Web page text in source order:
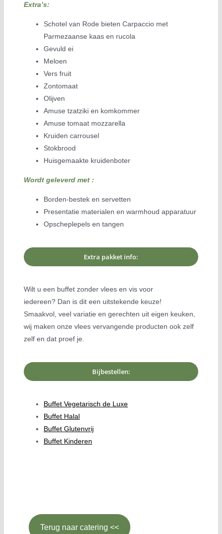
Extra’s:
Schotel van Rode bieten Carpaccio met
Parmezaanse kaas en rucola
Gevuld ei
Meloen
Vers fruit
Zontomaat
Olijven
Amuse tzatziki en komkommer
Amuse tomaat mozzarella
Kruiden carrousel
Stokbrood
Huisgemaakte kruidenboter
Wordt geleverd met :
Borden-bestek en servetten
Presentatie materialen en warmhoud apparatuur
Opscheplepels en tangen
Extra pakket info:
Wilt u een buffet zonder vlees en vis voor
iedereen? Dan is dit een uitstekende keuze!
Smaakvol, veel variatie en gerechten uit eigen keuken,
wij maken onze vlees vervangende producten ook zelf
zelf en dat proef je.
Bijbestellen:
Buffet Vegetarisch de Luxe
Buffet Halal
Buffet Glutenvrij
Buffet Kinderen
Terug naar catering <<